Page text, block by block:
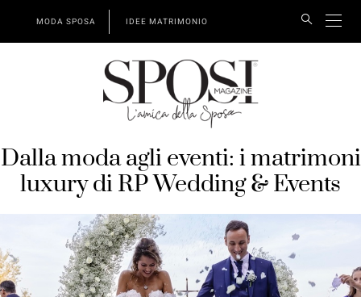
MODA SPOSA IDEE MATRIMONIO
Dalla moda agli eventi: i matrimoni
luxury di RP Wedding & Events